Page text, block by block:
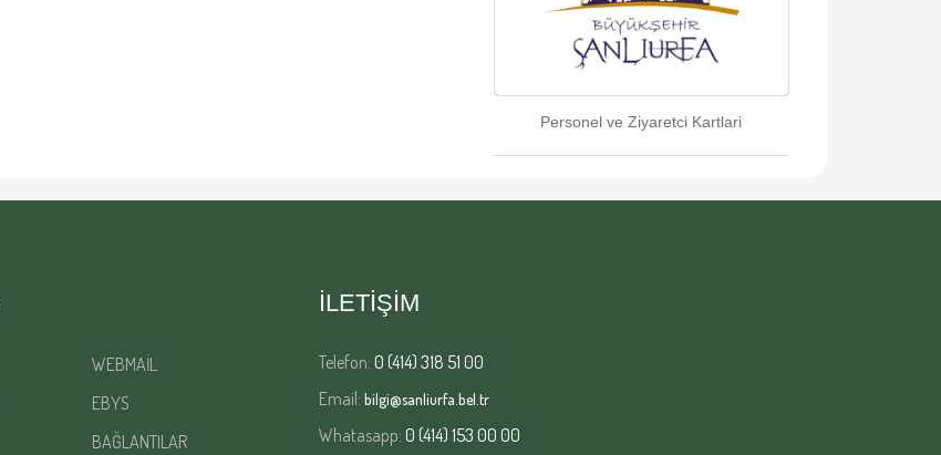
Personel ve Ziyaretci Kartlari
WEBMAİL
EBYS
BAĞLANTILAR
İLETİŞİM
Telefon: 0 (414) 318 51 00
Email: bilgi@sanliurfa.bel.tr
Whatasapp: 0 (414) 153 00 00